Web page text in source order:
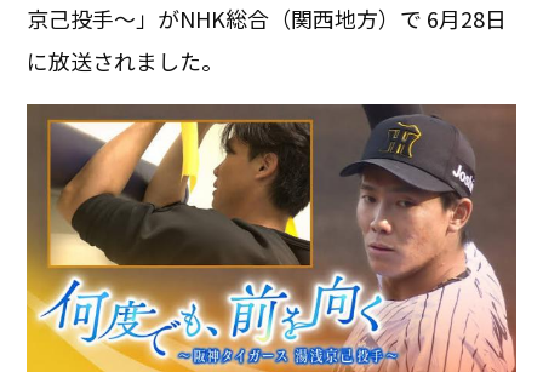
京己投手～」がNHK総合（関西地方）で 6月28日
に放送されました。